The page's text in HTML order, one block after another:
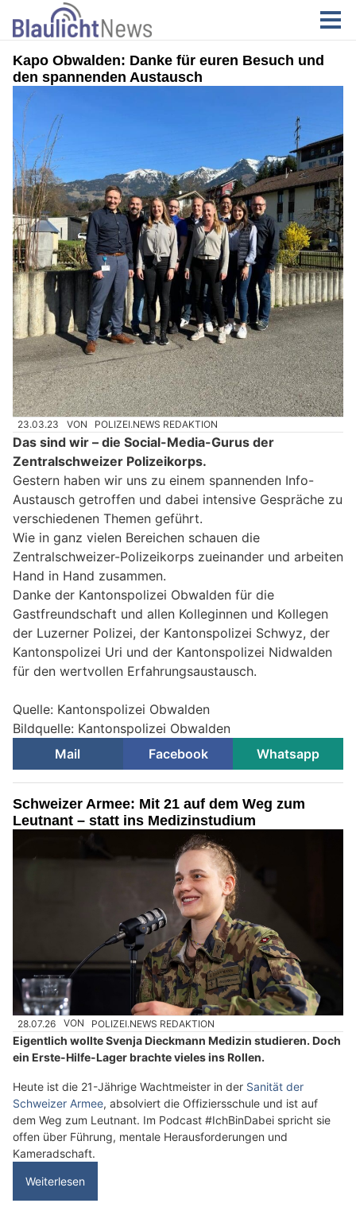
Kapo Obwalden: Danke für euren Besuch und
den spannenden Austausch
23.03.23 VON POLIZEI.NEWS REDAKTION
Das sind wir – die Social-Media-Gurus der
Zentralschweizer Polizeikorps.
Gestern haben wir uns zu einem spannenden Info-
Austausch getroffen und dabei intensive Gespräche zu
verschiedenen Themen geführt.
Wie in ganz vielen Bereichen schauen die
Zentralschweizer-Polizeikorps zueinander und arbeiten
Hand in Hand zusammen.
Danke der Kantonspolizei Obwalden für die
Gastfreundschaft und allen Kolleginnen und Kollegen
der Luzerner Polizei, der Kantonspolizei Schwyz, der
Kantonspolizei Uri und der Kantonspolizei Nidwalden
für den wertvollen Erfahrungsaustausch.
Quelle: Kantonspolizei Obwalden
Bildquelle: Kantonspolizei Obwalden
Mail
Facebook Whatsapp
Schweizer Armee: Mit 21 auf dem Weg zum
Leutnant – statt ins Medizinstudium
28.07.26 VON POLIZEI.NEWS REDAKTION
Eigentlich wollte Svenja Dieckmann Medizin studieren. Doch
ein Erste-Hilfe-Lager brachte vieles ins Rollen.
Heute ist die 21-Jährige Wachtmeister in der Sanität der
Schweizer Armee, absolviert die Offiziersschule und ist auf
dem Weg zum Leutnant. Im Podcast #IchBinDabei spricht sie
offen über Führung, mentale Herausforderungen und
Kameradschaft.
Weiterlesen